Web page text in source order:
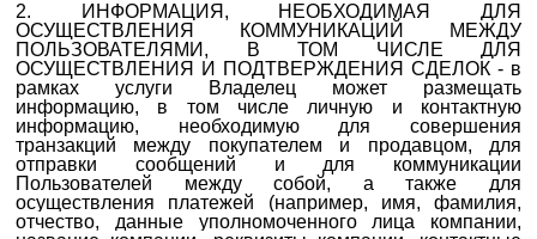
2.
ИНФОРМАЦИЯ, НЕОБХОДИМАЯ ДЛЯ
ОСУЩЕСТВЛЕНИЯ КОММУНИКАЦИЙ МЕЖДУ
ПОЛЬЗОВАТЕЛЯМИ, В ТОМ ЧИСЛЕ ДЛЯ
ОСУЩЕСТВЛЕНИЯ И ПОДТВЕРЖДЕНИЯ СДЕЛОК - в
рамках услуги Владелец может размещать
информацию, в том числе личную и контактную
информацию, необходимую для совершения
транзакций между покупателем и продавцом, для
отправки сообщений и для коммуникации
Пользователей между собой, а также для
осуществления платежей (например, имя, фамилия,
отчество, данные уполномоченного лица компании,